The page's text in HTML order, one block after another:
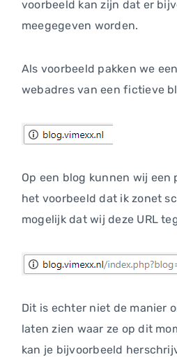
voorbeeld kan zijn dat er
meegegeven worden.
Als voorbeeld pakken we
webadres van een fictieve
Op een blog kunnen wij een
het voorbeeld dat ik zonet
mogelijk dat wij deze URL
Dit is echter niet de manier
laten zien waar ze op dit
kan je bijvoorbeeld